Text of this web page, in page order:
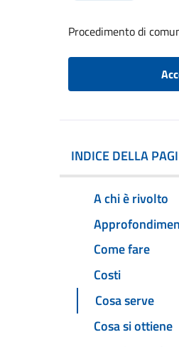
Procedimento di
INDICE DELLA
A chi è rivolto
Come fare
Costi
Cosa serve
Cosa si ottiene